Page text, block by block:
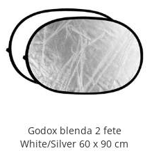
Godox blenda 2 fete
White/Silver 60 x 90 cm